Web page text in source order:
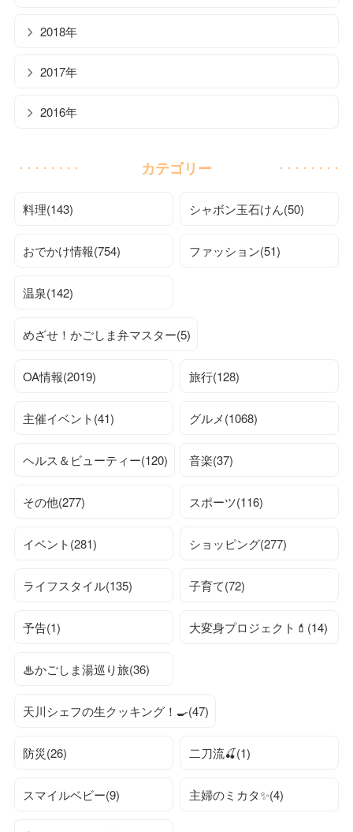
2018年
2017年
2016年
カテゴリー
料理(143) シャボン玉石けん(50)
おでかけ情報(754) ファッション(51)
温泉(142)
めざせ！かごしま弁マスター(5)
OA情報(2019) 旅行(128)
主催イベント(41) グルメ(1068)
ヘルス＆ビューティー(120) 音楽(37)
その他(277) スポーツ(116)
イベント(281) ショッピング(277)
ライフスタイル(135) 子育て(72)
予告(1) 大変身プロジェクト💄(14)
♨かごしま湯巡り旅(36)
天川シェフの生クッキング！🍳(47)
防災(26) 二刀流🍒(1)
スマイルベビー(9) 主婦のミカタ✨(4)